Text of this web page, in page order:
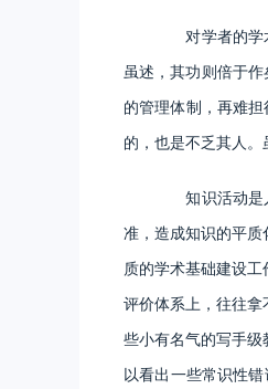
对学者的学术
虽述，其功则倍于
的管理体制，再难
的，也是不乏其人
知识活动是人
准，造成知识的平
质的学术基础建设
评价体系上，往往
些小有名气的写手
以看出一些常识性